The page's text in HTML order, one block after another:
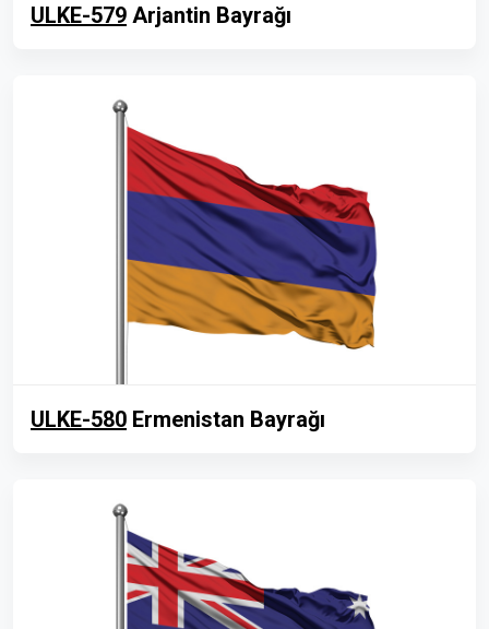
ULKE-579 Arjantin Bayrağı
ULKE-580 Ermenistan Bayrağı